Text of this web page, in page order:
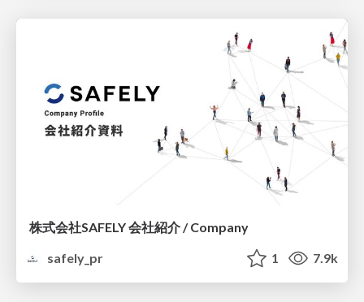
株式会社SAFELY 会社紹介 / Company
safely_pr
1 7.9k